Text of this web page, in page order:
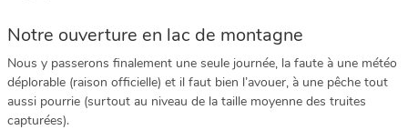
Notre ouverture en lac de montagne
Nous y passerons finalement une seule journée, la faute à une météo
déplorable (raison officielle) et il faut bien l’avouer, à une pêche tout
aussi pourrie (surtout au niveau de la taille moyenne des truites
capturées).